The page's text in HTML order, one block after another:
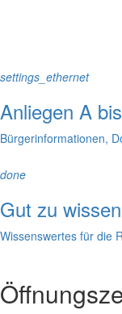
settings_ethernet
Anliegen A
Bürgerinformationen,
done
Gut zu wissen
Wissenswertes für die